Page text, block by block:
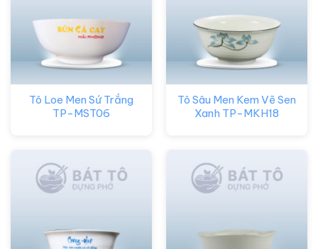
Tô Loe Men Sứ Trắng
TP-MST06
Tô Sâu Men Kem Vẽ Sen
Xanh TP-MKH18